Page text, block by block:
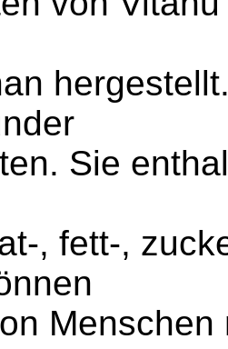
Sie
, fett-,